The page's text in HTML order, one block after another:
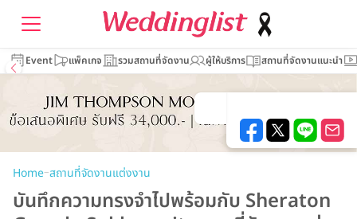
Event แพ็คเกจ รวมสถานที่จัดงาน ผู้ให้บริการ สถานที่จัดงานแนะนำ
Home–สถานที่จัดงานแต่งงาน
บันทึกความทรงจำไปพร้อมกับ Sheraton